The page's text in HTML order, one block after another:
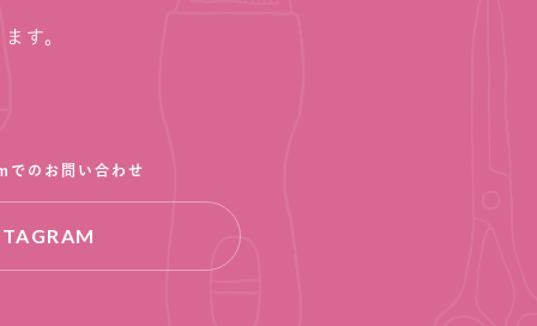
す。
のお問い合わせ